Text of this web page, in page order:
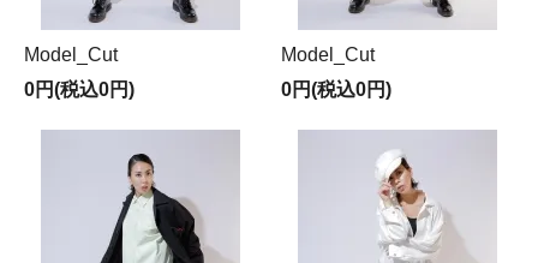
Model_Cut
0円(税込0円)
Model_Cut
0円(税込0円)